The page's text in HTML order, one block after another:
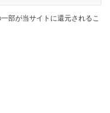
部が当サイトに還元されるこ